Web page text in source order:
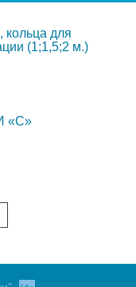
для
(1;1,5;2 м.)
«C»